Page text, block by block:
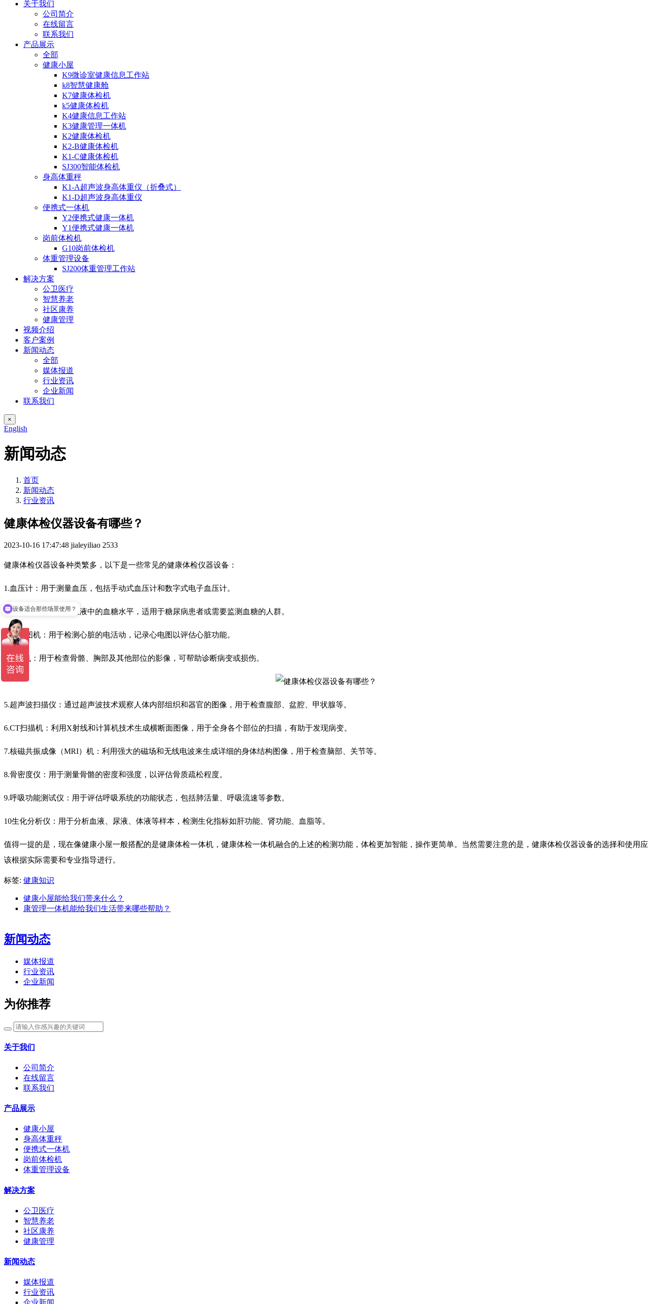
关于我们
公司简介
在线留言
联系我们
产品展示
全部
健康小屋
K9微诊室健康信息工作站
k8智慧健康舱
K7健康体检机
k5健康体检机
K4健康信息工作站
K3健康管理一体机
K2健康体检机
K2-B健康体检机
K1-C健康体检机
SJ300智能体检机
身高体重秤
K1-A超声波身高体重仪（折叠式）
K1-D超声波身高体重仪
便携式一体机
Y2便携式健康一体机
Y1便携式健康一体机
岗前体检机
G10岗前体检机
体重管理设备
SJ200体重管理工作站
解决方案
公卫医疗
智慧养老
社区康养
健康管理
视频介绍
客户案例
新闻动态
全部
媒体报道
行业资讯
企业新闻
联系我们
×
English
新闻动态
首页
新闻动态
行业资讯
健康体检仪器设备有哪些？
2023-10-16 17:47:48 jialeyiliao 2533
健康体检仪器设备种类繁多，以下是一些常见的健康体检仪器设备：
1.血压计：用于测量血压，包括手动式血压计和数字式电子血压计。
2.血糖仪：用于测量血液中的血糖水平，适用于糖尿病患者或需要监测血糖的人群。
3.心电图机：用于检测心脏的电活动，记录心电图以评估心脏功能。
4.X线机：用于检查骨骼、胸部及其他部位的影像，可帮助诊断病变或损伤。
5.超声波扫描仪：通过超声波技术观察人体内部组织和器官的图像，用于检查腹部、盆腔、甲状腺等。
6.CT扫描机：利用X射线和计算机技术生成横断面图像，用于全身各个部位的扫描，有助于发现病变。
7.核磁共振成像（MRI）机：利用强大的磁场和无线电波来生成详细的身体结构图像，用于检查脑部、关节等。
8.骨密度仪：用于测量骨骼的密度和强度，以评估骨质疏松程度。
9.呼吸功能测试仪：用于评估呼吸系统的功能状态，包括肺活量、呼吸流速等参数。
10生化分析仪：用于分析血液、尿液、体液等样本，检测生化指标如肝功能、肾功能、血脂等。
值得一提的是，现在像健康小屋一般搭配的是健康体检一体机，健康体检一体机融合的上述的检测功能，体检更加智能，操作更简单。当然需要注意的是，健康体检仪器设备的选择和使用应
该根据实际需要和专业指导进行。
标签: 健康知识
健康小屋能给我们带来什么？
康管理一体机能给我们生活带来哪些帮助？
新闻动态
媒体报道
行业资讯
企业新闻
为你推荐
关于我们
公司简介
在线留言
联系我们
产品展示
健康小屋
身高体重秤
便携式一体机
岗前体检机
体重管理设备
解决方案
公卫医疗
智慧养老
社区康养
健康管理
新闻动态
媒体报道
行业资讯
设备适合那些场景使用？